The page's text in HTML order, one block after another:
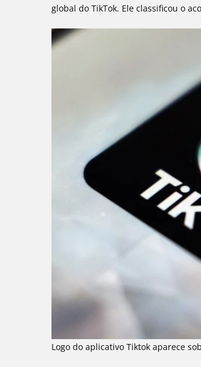
global do TikTok. Ele classificou o
Logo do aplicativo Tiktok aparece